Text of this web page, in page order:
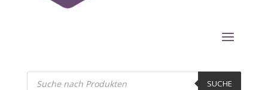
Products
search SUCHE